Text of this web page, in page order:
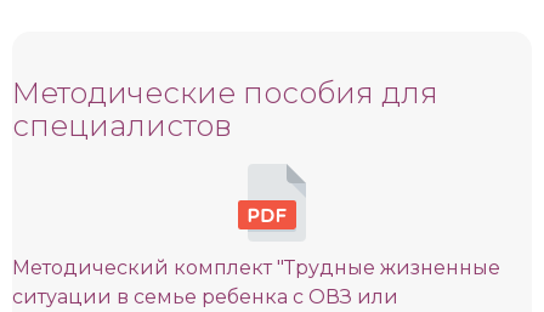
Методические пособия для
специалистов
Методический комплект "Трудные жизненные
ситуации в семье ребенка с ОВЗ или